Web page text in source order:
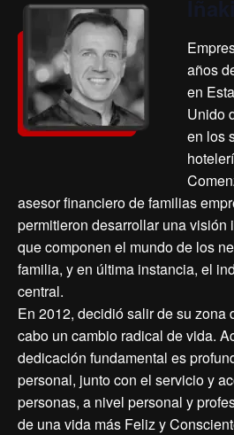
años
en
Unido
en los
asesor financiero de familias
permitieron desarrollar una visión
que componen el mundo de los
familia, y en última instancia, el
central.
En 2012, decidió salir de su zona
cabo un cambio radical de vida.
dedicación fundamental es
personal, junto con el servicio y
personas, a nivel personal y
de una vida más Feliz y